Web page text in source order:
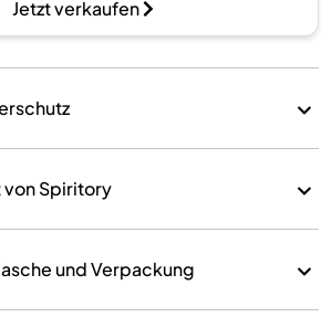
Jetzt verkaufen
Spiritory
und Verpackung